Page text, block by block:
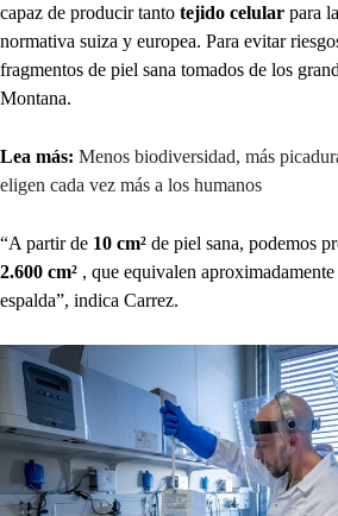
capaz de producir tanto tejido celular para
normativa suiza y europea. Para evitar
fragmentos de piel sana tomados de los
Montana.
Lea más: Menos biodiversidad, más
eligen cada vez más a los humanos
“A partir de 10 cm² de piel sana, podemos
2.600 cm² , que equivalen
espalda”, indica Carrez.